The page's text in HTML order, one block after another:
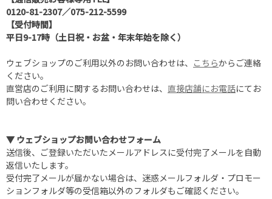
0120-81-2307／075-212-5599
【受付時間】
平日9-17時（土日祝・お盆・年末年始を除く）
ウェブショップのご利用以外のお問い合わせは、 こちらからご連絡
ください。
直営店のご利用に関するお問い合わせは、 直接店舗にお電話にてお
問い合わせください。
▼ ウェブショップお問い合わせフォーム
送信後、ご登録いただいたメールアドレスに受付完了メールを自動
返信いたします。
受付完了メールが届かない場合は、迷惑メールフォルダ・プロモー
ションフォルダ等の受信箱以外のフォルダもご確認ください。